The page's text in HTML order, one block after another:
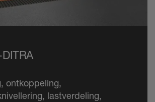
ontkoppeling,
lastverdeling,